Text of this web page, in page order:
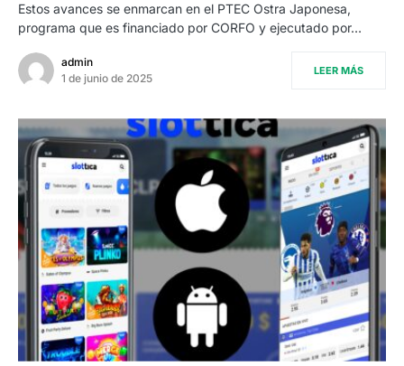
Estos avances se enmarcan en el PTEC Ostra Japonesa,
programa que es financiado por CORFO y ejecutado por…
admin
1 de junio de 2025
LEER MÁS